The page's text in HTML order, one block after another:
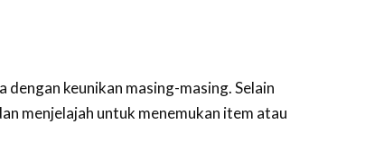
keunikan masing-masing. Selain
menjelajah untuk menemukan item atau